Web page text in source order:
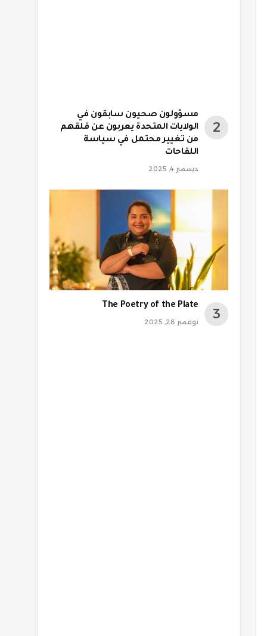
مسؤولون صحيون سابقون في
الولايات المتحدة يعربون عن قلقهم
من تغيير محتمل في سياسة
اللقاحات
ديسمبر 4, 2025
The Poetry of the Plate
نوفمبر 28, 2025